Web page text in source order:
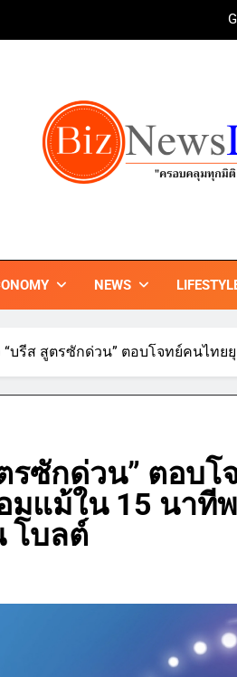
ททท. ร่วมมือกับ จุฬาลงกรณ์มหาวิทย
บ้านหนองสองห้องจัดใหญ่ “แห่เทีย
ศาสนา สร้าง
ททท. ร่วมมือกับ จุฬาลงกรณ์มหาวิทยา
NEWS
“บรีส สูตรซักด่วน” ตอบโจทย์คนไท
รซักด่วน” ตอบ
มแม้ใน 15 นาที
โบลต์